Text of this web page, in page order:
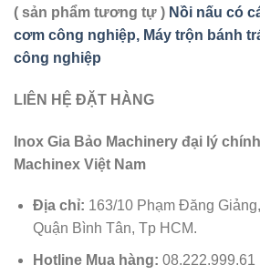
( sản phẩm tương tự ) Nồi nấu có
cơm công nghiệp, Máy trộn bánh
công nghiệp
LIÊN HỆ ĐẶT HÀNG
Inox Gia Bảo Machinery đại lý
Machinex Việt Nam
Địa chỉ: 163/10 Phạm Đăng
Quận Bình Tân, Tp HCM.
Hotline Mua hàng: 08.222.999.61